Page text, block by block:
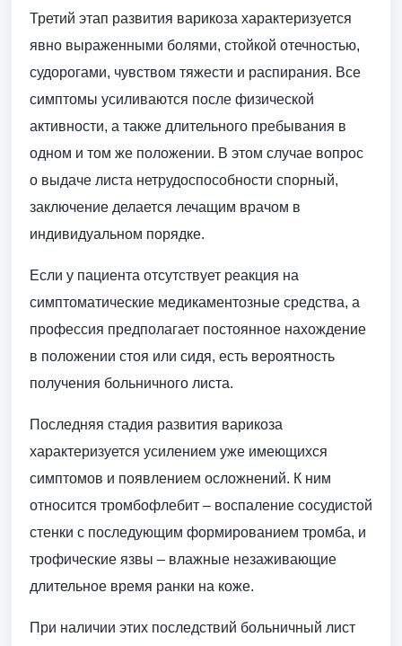
Третий этап развития варикоза характеризуется
явно выраженными болями, стойкой отечностью,
судорогами, чувством тяжести и распирания. Все
симптомы усиливаются после физической
активности, а также длительного пребывания в
одном и том же положении. В этом случае вопрос
о выдаче листа нетрудоспособности спорный,
заключение делается лечащим врачом в
индивидуальном порядке.
Если у пациента отсутствует реакция на
симптоматические медикаментозные средства, а
профессия предполагает постоянное нахождение
в положении стоя или сидя, есть вероятность
получения больничного листа.
Последняя стадия развития варикоза
характеризуется усилением уже имеющихся
симптомов и появлением осложнений. К ним
относится тромбофлебит – воспаление сосудистой
стенки с последующим формированием тромба, и
трофические язвы – влажные незаживающие
длительное время ранки на коже.
При наличии этих последствий больничный лист